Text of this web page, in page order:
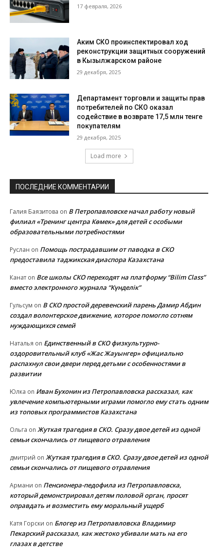
17 февраля, 2026
Аким СКО проинспектировал ход
реконструкции защитных сооружений
в Кызылжарском районе
29 декабря, 2025
Департамент торговли и защиты прав
потребителей по СКО оказал
содействие в возврате 17,5 млн тенге
покупателям
29 декабря, 2025
Load more
ПОСЛЕДНИЕ КОММЕНТАРИИ
Галия Баязитова on В Петропавловске начал работу новый
филиал «Тренинг центра Көмек» для детей с особыми
образовательными потребностями
Руслан on Помощь пострадавшим от паводка в СКО
предоставила таджикская диаспора Казахстана
Канат on Все школы СКО переходят на платформу “Bilim Class”
вместо электронного журнала “Күнделік”
Гульсум on В СКО простой деревенский парень Дамир Абдин
создал волонтерское движение, которое помогло сотням
нуждающихся семей
Наталья on Единственный в СКО физкультурно-
оздоровительный клуб «Жас Жауынгер» официально
распахнул свои двери перед детьми с особенностями в
развитии
Юлка on Иван Бухонин из Петропавловска рассказал, как
увлечение компьютерными играми помогло ему стать одним
из топовых программистов Казахстана
Ольга on Жуткая трагедия в СКО. Сразу двое детей из одной
семьи скончались от пищевого отравления
дмитрий on Жуткая трагедия в СКО. Сразу двое детей из одной
семьи скончались от пищевого отравления
Армани on Пенсионера-педофила из Петропавловска,
который демонстрировал детям половой орган, просят
оправдать и возместить ему моральный ущерб
Катя Горски on Блогер из Петропавловска Владимир
Пекарский рассказал, как жестоко убивали мать на его
глазах в детстве